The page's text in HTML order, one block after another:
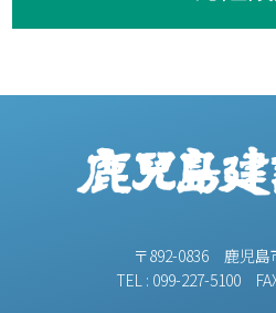
〒892-0836 鹿児島
TEL : 099-227-5100